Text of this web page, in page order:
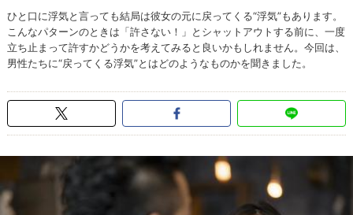
ひと口に浮気と言っても結局は彼女の元に戻ってくる“浮気”もあります。
こんなパターンのときは「許さない！」とシャットアウトする前に、一度
立ち止まって許すかどうかを考えてみると良いかもしれません。今回は、
男性たちに“戻ってくる浮気”とはどのようなものかを聞きました。